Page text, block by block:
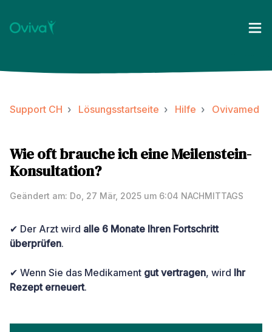
Support CH Lösungsstartseite Hilfe Ovivamed
Wie oft brauche ich eine Meilenstein-
Konsultation?
Geändert am: Do, 27 Mär, 2025 um 6:04 NACHMITTAGS
✔ Der Arzt wird alle 6 Monate Ihren Fortschritt
überprüfen.
✔ Wenn Sie das Medikament gut vertragen, wird Ihr
Rezept erneuert.